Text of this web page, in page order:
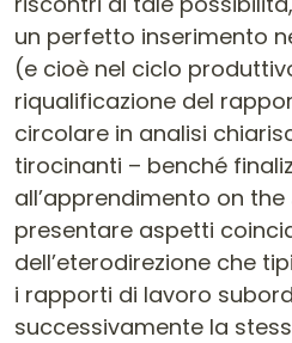
un perfetto inserimento
(e cioè nel ciclo
riqualificazione del
circolare in analisi
tirocinanti – benché
all’apprendimento on
presentare aspetti
dell’eterodirezione che
i rapporti di lavoro
successivamente la